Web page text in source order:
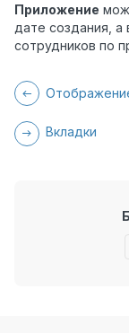
Приложение
дате создания, а
сотрудников по
Вкладки